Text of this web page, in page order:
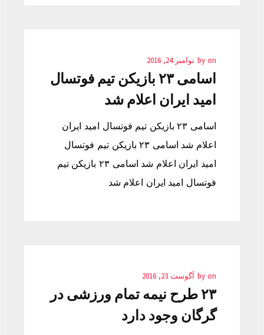
by on نوامبر 24, 2016
اسامی ۲۳ بازیکن تیم فوتسال
امید ایران اعلام شد
اسامی ۲۳ بازیکن تیم فوتسال امید ایران
اعلام شد اسامی ۲۳ بازیکن تیم فوتسال
امید ایران اعلام شد اسامی ۲۳ بازیکن تیم
فوتسال امید ایران اعلام شد
by on آگوست 23, 2016
۲۳ طرح نیمه تمام ورزشی در
گرگان وجود دارد